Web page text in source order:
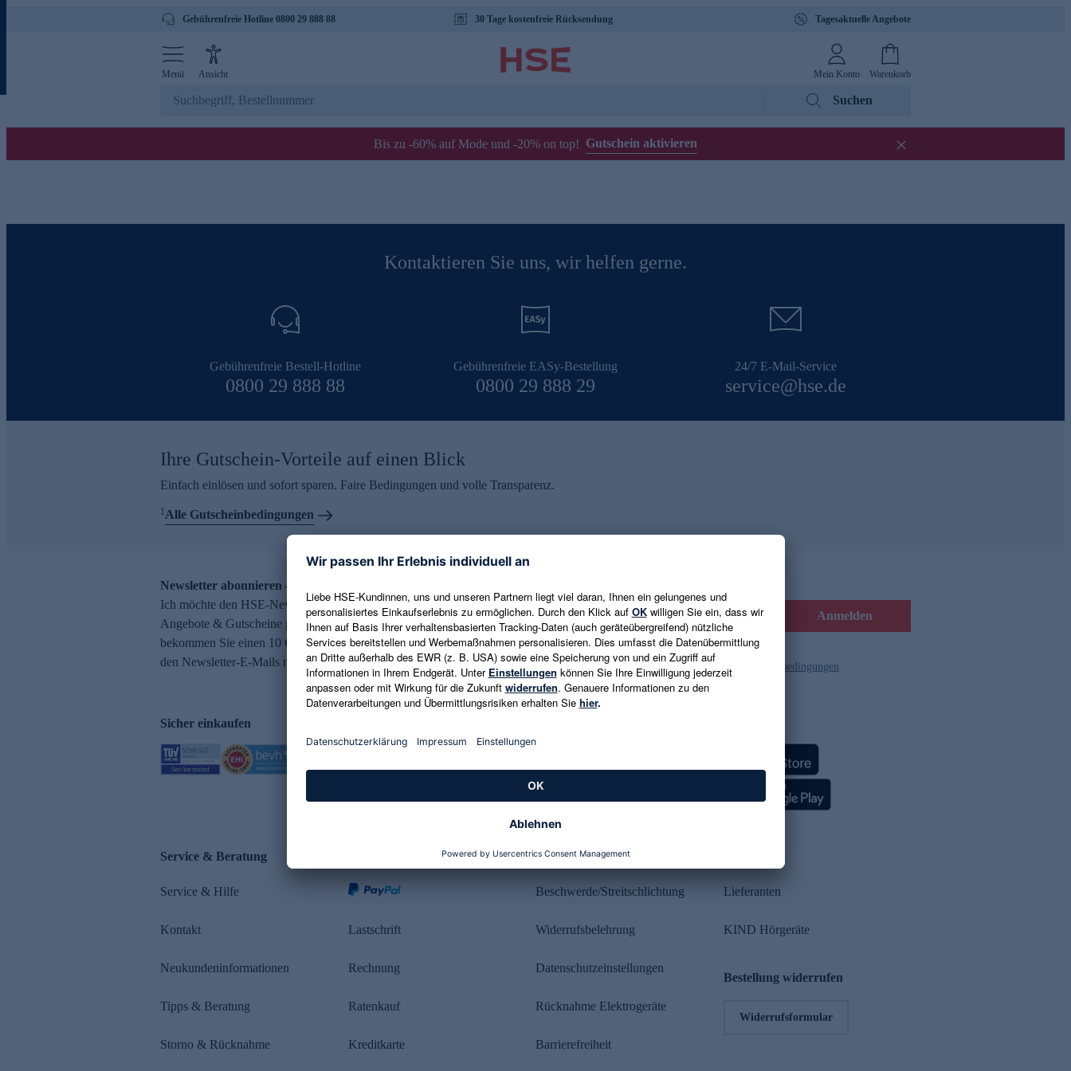
Gebührenfreie Hotline 0800 29 888 88 30 Tage kostenfreie Rücksendung Tagesaktuelle Angebote
Menü Ansicht Mein Konto Warenkorb
Suchen
Bis zu -60% auf Mode und -20% on top! Gutschein aktivieren
Kontaktieren Sie uns, wir helfen gerne.
Gebührenfreie Bestell-Hotline
0800 29 888 88
Gebührenfreie EASy-Bestellung
0800 29 888 29
24/7 E-Mail-Service
service@hse.de
Ihre Gutschein-Vorteile auf einen Blick
Einfach einlösen und sofort sparen. Faire Bedingungen und volle Transparenz.
1Alle Gutscheinbedingungen
Newsletter abonnieren – 10 € Gutschein erhalten
Ich möchte den HSE-Newsletter abonnieren und aktuelle Trends,
Angebote & Gutscheine per E-Mail erhalten. Als Dankeschön
bekommen Sie einen 10 € Gutschein. Eine Abmeldung ist jederzeit in
den Newsletter-E-Mails möglich.
E-Mail-Adresse eingeben Anmelden
Es gelten die Datenschutzrichtlinien und die Gutscheinbedingungen
Sicher einkaufen
Service & Beratung
Service & Hilfe
Kontakt
Neukundeninformationen
Tipps & Beratung
Storno & Rücknahme
Lastschrift
Rechnung
Ratenkauf
Kreditkarte
Rechtliches
Beschwerde/Streitschlichtung
Widerrufsbelehrung
Datenschutzeinstellungen
Rücknahme Elektrogeräte
Barrierefreiheit
Lieferanten
KIND Hörgeräte
Bestellung widerrufen
Widerrufsformular